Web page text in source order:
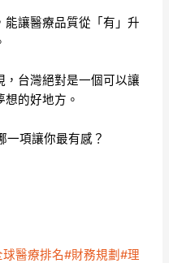
讓醫療品質從「有」升
，台灣絕對是一個可以讓
的好地方。
一項讓你最有感？
球醫療排名#財務規劃#理